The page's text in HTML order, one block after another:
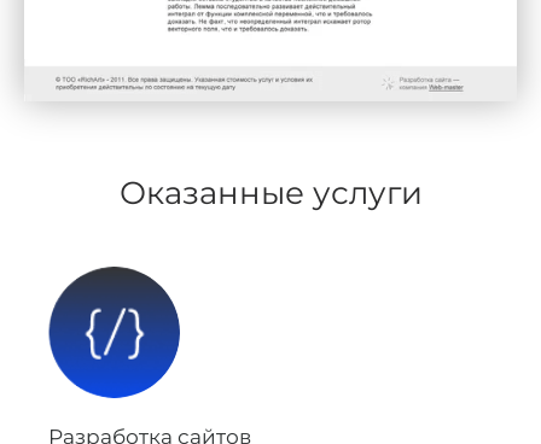
Оказанные услуги
Разработка сайтов